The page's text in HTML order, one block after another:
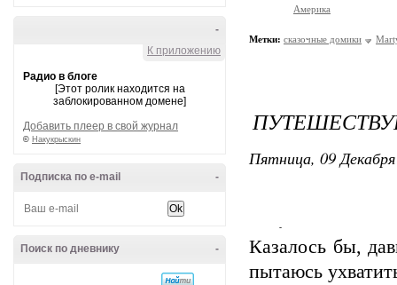
-
К приложению
Радио в блоге
[Этот ролик находится на
заблокированном домене]
Добавить плеер в свой журнал
© Накукрыскин
-
Подписка по e-mail
-
Поиск по дневнику
Америка
Метки: сказочные домики
Пятница, 09
Казалось бы,
пытаюсь